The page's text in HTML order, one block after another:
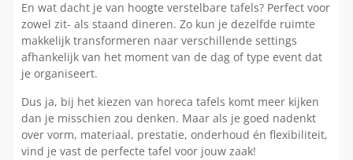
En wat dacht je van hoogte verstelbare tafels? Perfect voor
zowel zit- als staand dineren. Zo kun je dezelfde ruimte
makkelijk transformeren naar verschillende settings
afhankelijk van het moment van de dag of type event dat
je organiseert.
Dus ja, bij het kiezen van horeca tafels komt meer kijken
dan je misschien zou denken. Maar als je goed nadenkt
over vorm, materiaal, prestatie, onderhoud én flexibiliteit,
vind je vast de perfecte tafel voor jouw zaak!